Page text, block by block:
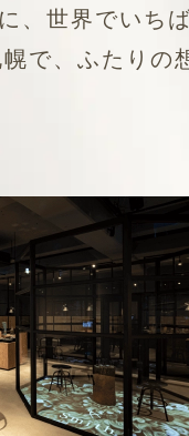
、世界でいち
で、ふたりの